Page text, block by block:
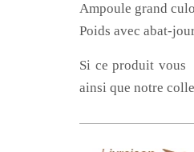
Ampoule grand
Poids avec abat-
Si ce produit
ainsi que notre